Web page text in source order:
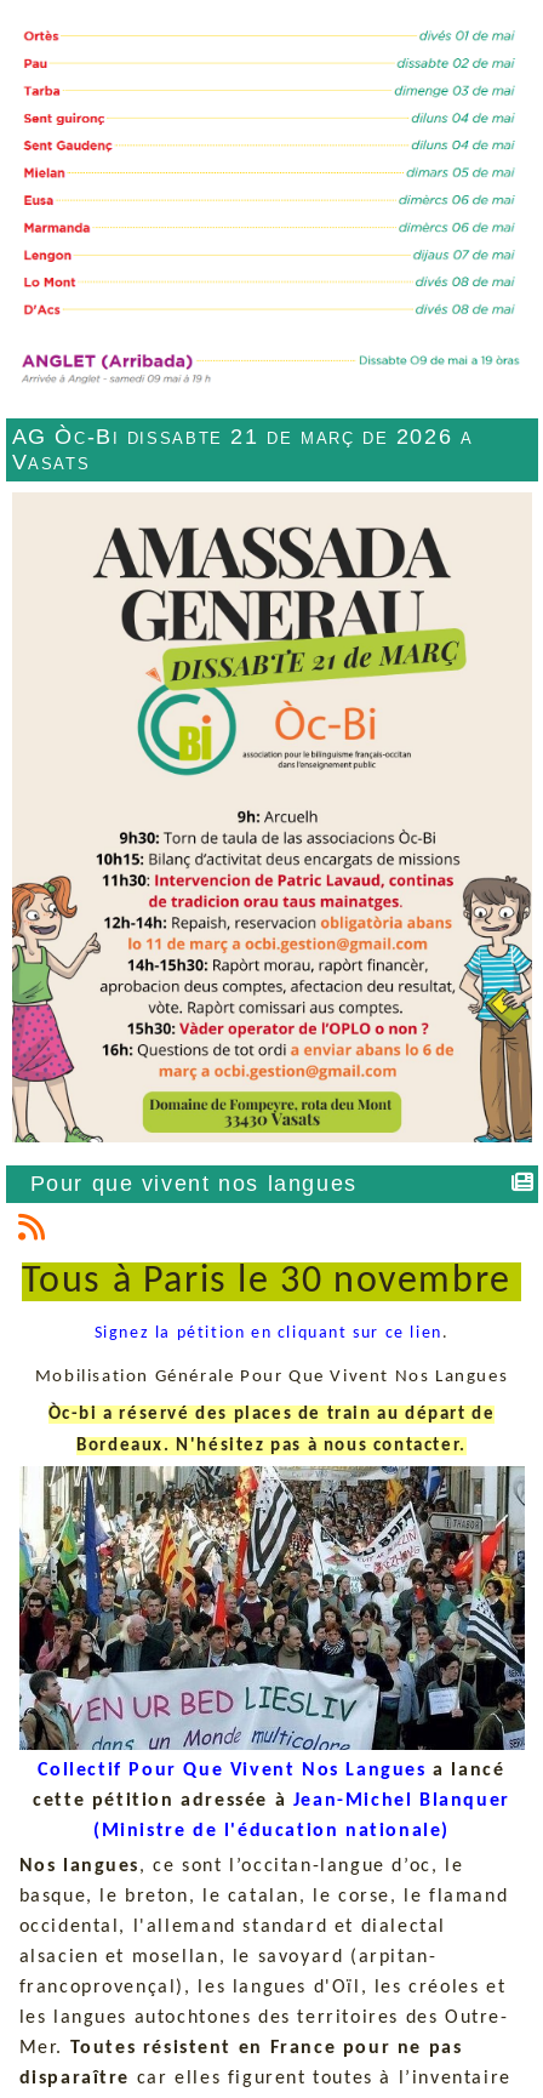
AG Òc-Bi dissabte 21 de març de 2026 a
Vasats
Pour que vivent nos langues
Tous à Paris le 30 novembre
Signez la pétition en cliquant sur ce lien .
Mobilisation Générale Pour Que Vivent Nos Langues
Òc-bi a réservé des places de train au départ de
Bordeaux. N'hésitez pas à nous contacter.
Collectif Pour Que Vivent Nos Langues a lancé
cette pétition adressée à Jean-Michel Blanquer
(Ministre de l'éducation nationale)
Nos langues, ce sont l’occitan-langue d’oc, le
basque, le breton, le catalan, le corse, le flamand
occidental, l'allemand standard et dialectal
alsacien et mosellan, le savoyard (arpitan-
francoprovençal), les langues d'Oïl, les créoles et
les langues autochtones des territoires des Outre-
Mer. Toutes résistent en France pour ne pas
disparaître car elles figurent toutes à l’inventaire